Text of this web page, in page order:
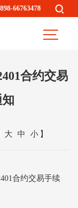
66763478
合约交易
大 中 小 】
合约交易手续